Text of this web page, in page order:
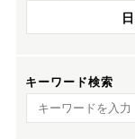
キーワード検索
キーワード検索